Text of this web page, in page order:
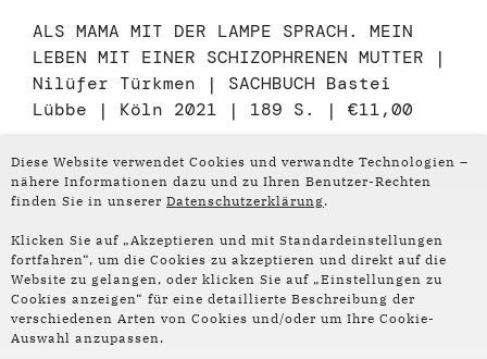
Diese Website verwendet Cookies und verwandte Technologien –
nähere Informationen dazu und zu Ihren Benutzer-Rechten
finden Sie in unserer Datenschutzerklärung.
Klicken Sie auf „Akzeptieren und mit Standardeinstellungen
fortfahren“, um die Cookies zu akzeptieren und direkt auf die
Website zu gelangen, oder klicken Sie auf „Einstellungen zu
Cookies anzeigen“ für eine detaillierte Beschreibung der
verschiedenen Arten von Cookies und/oder um Ihre Cookie-
Auswahl anzupassen.
ALS MAMA MIT DER LAMPE SPRACH. MEIN
LEBEN MIT EINER SCHIZOPHRENEN MUTTER |
Nilüfer Türkmen | SACHBUCH Bastei
Lübbe | Köln 2021 | 189 S. | €11,00
Janika Rehak
wurde 1983 geboren und wuchs in der
Lüneburger Heide auf, studierte in Hannover und
arbeitet heute als Autorin, Texterin und